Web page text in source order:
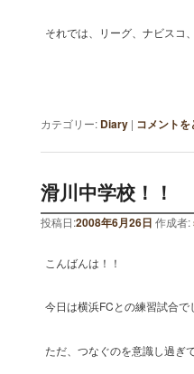
それでは、リーグ、ナビスコ
カテゴリー: Diary | コメントを
滑川中学校！！
投稿日:2008年6月26日 作成者:
こんばんは！！
今日は横浜FCとの練習試合
ただ、つなぐのを意識し過ぎ